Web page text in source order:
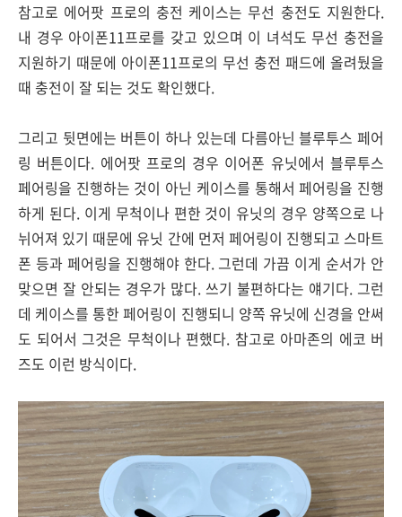
참고로 에어팟 프로의 충전 케이스는 무선 충전도 지원한다.
내 경우 아이폰11프로를 갖고 있으며 이 녀석도 무선 충전을
지원하기 때문에 아이폰11프로의 무선 충전 패드에 올려뒀을
때 충전이 잘 되는 것도 확인했다.
그리고 뒷면에는 버튼이 하나 있는데 다름아닌 블루투스 페어
링 버튼이다. 에어팟 프로의 경우 이어폰 유닛에서 블루투스
페어링을 진행하는 것이 아닌 케이스를 통해서 페어링을 진행
하게 된다. 이게 무척이나 편한 것이 유닛의 경우 양쪽으로 나
뉘어져 있기 때문에 유닛 간에 먼저 페어링이 진행되고 스마트
폰 등과 페어링을 진행해야 한다. 그런데 가끔 이게 순서가 안
맞으면 잘 안되는 경우가 많다. 쓰기 불편하다는 얘기다. 그런
데 케이스를 통한 페어링이 진행되니 양쪽 유닛에 신경을 안써
도 되어서 그것은 무척이나 편했다. 참고로 아마존의 에코 버
즈도 이런 방식이다.